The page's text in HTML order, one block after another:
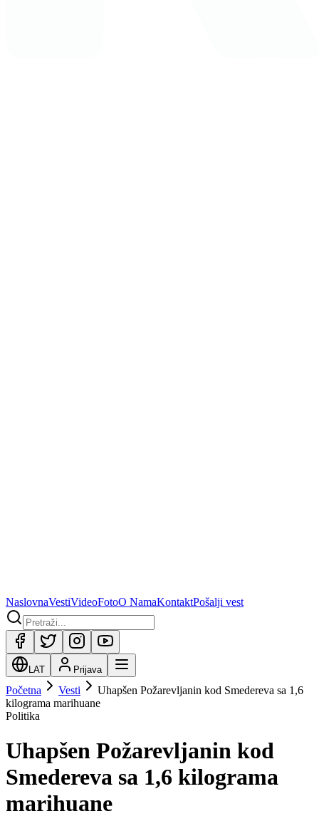
NaslovnaVestiVideoFotoO NamaKontaktPošalji vest
LAT Prijava
Početna Vesti
Uhapšen Požarevljanin kod Smedereva sa 1,6
kilograma marihuane
Politika
Uhapšen Požarevljanin kod
Smedereva sa 1,6 kilograma
marihuane